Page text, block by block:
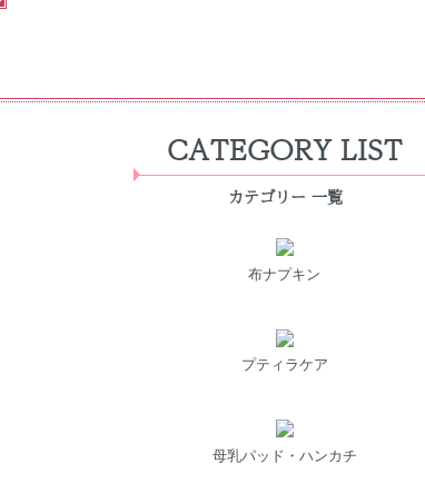
CATEGORY LIST
カテゴリー 一覧
布ナプキン
プティラケア
母乳パッド・ハンカチ